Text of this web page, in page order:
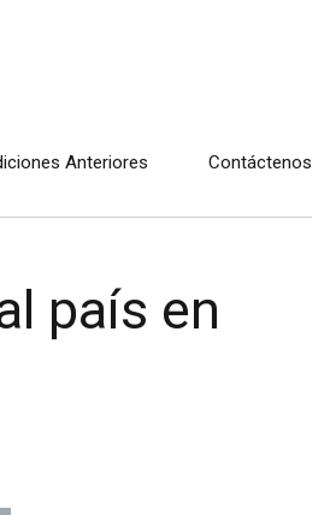
Anteriores Contáctenos
país en